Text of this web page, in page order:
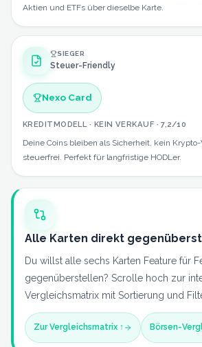
Aktien und ETFs über dieselbe Karte.
SIEGER
Steuer-Friendly
Nexo Card
KREDITMODELL · KEIN VERKAUF ·7,2/10
Deine Coins bleiben als Sicherheit, kein
steuerfrei. Perfekt für langfristige HODLer.
Alle Karten direkt
Du willst alle sechs Karten Feature für
gegenüberstellen? Scrolle hoch zur
Vergleichsmatrix mit Sortierung und
Zur Vergleichsmatrix ↑ Börsen-